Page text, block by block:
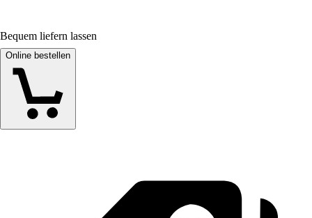
Bequem liefern lassen
Online bestellen